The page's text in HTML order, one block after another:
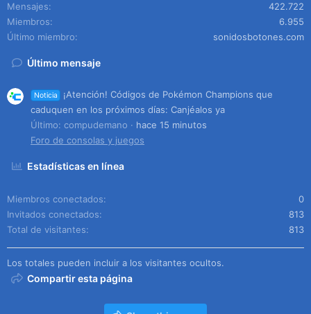
Mensajes
422.722
Miembros
6.955
Último miembro
sonidosbotones.com
Último mensaje
Noticia
¡Atención! Códigos de Pokémon Champions que
caduquen en los próximos días: Canjéalos ya
Último: compudemano
hace 15 minutos
Foro de consolas y juegos
Estadísticas en línea
Miembros conectados
0
Invitados conectados
813
Total de visitantes
813
Los totales pueden incluir a los visitantes ocultos.
Compartir esta página